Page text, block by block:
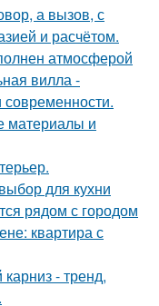
а вызов, с
и расчётом.
атмосферой
вилла -
материалы и
для кухни
рядом с городом
квартира с
- тренд,